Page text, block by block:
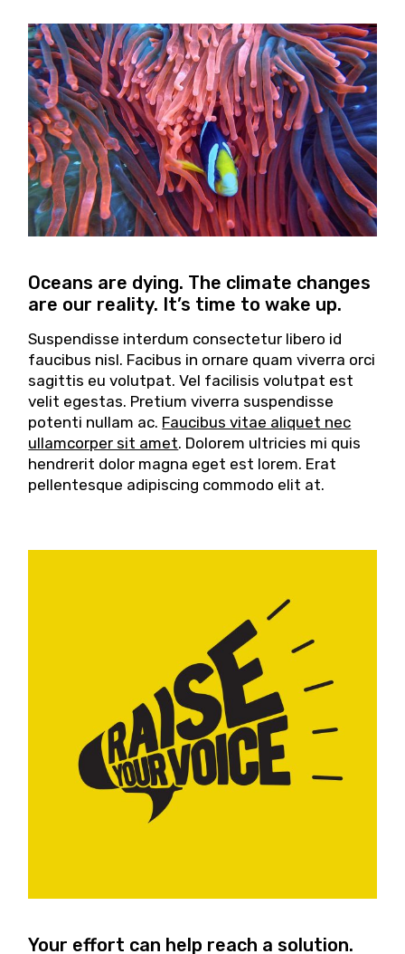
Oceans are dying. The climate changes
are our reality. It’s time to wake up.
Suspendisse interdum consectetur libero id
faucibus nisl. Facibus in ornare quam viverra orci
sagittis eu volutpat. Vel facilisis volutpat est
velit egestas. Pretium viverra suspendisse
potenti nullam ac. Faucibus vitae aliquet nec
ullamcorper sit amet. Dolorem ultricies mi quis
hendrerit dolor magna eget est lorem. Erat
pellentesque adipiscing commodo elit at.
Your effort can help reach a solution.